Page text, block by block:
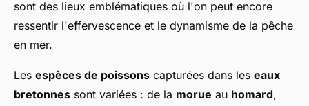
sont des lieux emblématiques où l'on peut encore
ressentir l'effervescence et le dynamisme de la pêche
en mer.
Les espèces de poissons capturées dans les eaux
bretonnes sont variées : de la morue au homard,